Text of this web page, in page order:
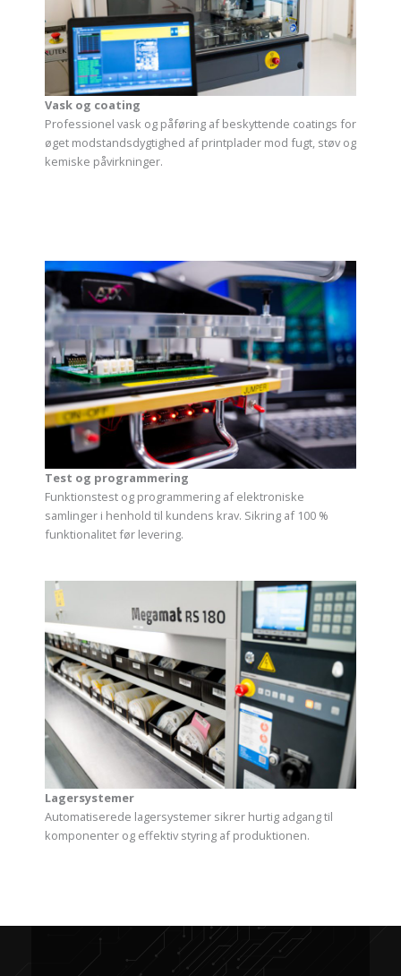
Vask og coating
Professionel vask og påføring af beskyttende coatings for
øget modstandsdygtighed af printplader mod fugt, støv og
kemiske påvirkninger.
Test og programmering
Funktionstest og programmering af elektroniske
samlinger i henhold til kundens krav. Sikring af 100 %
funktionalitet før levering.
Lagersystemer
Automatiserede lagersystemer sikrer hurtig adgang til
komponenter og effektiv styring af produktionen.